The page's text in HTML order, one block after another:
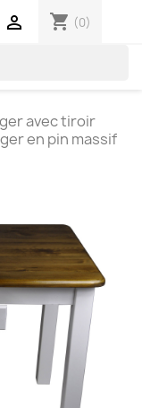
shopping_cart (0)

avec tiroir
en pin massif